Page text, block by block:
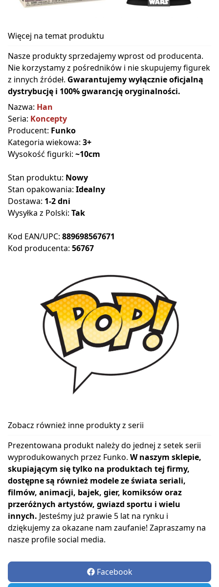
Więcej na temat produktu
Nasze produkty sprzedajemy wprost od producenta.
Nie korzystamy z pośredników i nie skupujemy figurek
z innych źródeł. Gwarantujemy wyłącznie oficjalną
dystrybucję i 100% gwarancję oryginalności.
Nazwa: Han
Seria: Koncepty
Producent: Funko
Kategoria wiekowa: 3+
Wysokość figurki: ~10cm
Stan produktu: Nowy
Stan opakowania: Idealny
Dostawa: 1-2 dni
Wysyłka z Polski: Tak
Kod EAN/UPC: 889698567671
Kod producenta: 56767
Zobacz również inne produkty z serii
Prezentowana produkt należy do jednej z setek serii
wyprodukowanych przez Funko. W naszym sklepie,
skupiającym się tylko na produktach tej firmy,
dostępne są również modele ze świata seriali,
filmów, animacji, bajek, gier, komiksów oraz
przeróżnych artystów, gwiazd sportu i wielu
innych. Jesteśmy już prawie 5 lat na rynku i
dziękujemy za okazane nam zaufanie! Zapraszamy na
nasze profile social media.
Facebook